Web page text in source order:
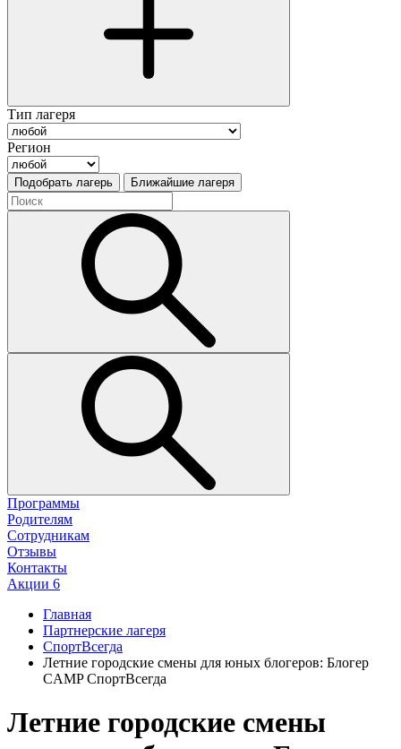
Тип лагеря
Регион
Подобрать лагерь Ближайшие лагеря
Программы
Родителям
Сотрудникам
Отзывы
Контакты
Акции 6
Главная
Партнерские лагеря
СпортВсегда
Летние городские смены для юных блогеров: Блогер
CAMP СпортВсегда
Летние городские смены